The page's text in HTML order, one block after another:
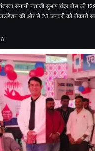
सेनानी नेताजी सुभाष चंद्र बोस की
की ओर से 23 जनवरी को बोकारो